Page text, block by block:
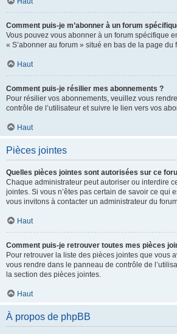
Comment puis-je m’abonner à un forum
Vous pouvez vous abonner à un forum spécifique
« S’abonner au forum » situé en bas de la page du
Haut
Comment puis-je résilier mes abonnements ?
Pour résilier vos abonnements, veuillez vous
contrôle de l’utilisateur et suivre le lien vers vos
Haut
Pièces jointes
Quelles pièces jointes sont autorisées sur ce
Chaque administrateur peut autoriser ou interdire
jointes. Si vous n’êtes pas certain de savoir ce qui
vous invitons à contacter un administrateur du
Haut
Comment puis-je retrouver toutes mes pièces
Pour retrouver la liste des pièces jointes que vous
vous rendre dans le panneau de contrôle de
la section des pièces jointes.
Haut
À propos de phpBB